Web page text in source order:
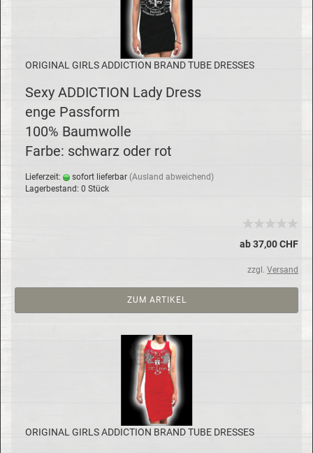
ORI­GI­NAL GIRLS AD­DIC­TION BRAND TUBE DRES­SES
Sexy AD­DIC­TION Lady Dress
enge Pass­form
100% Baum­wol­le
Farbe: schwarz oder rot
Lie­fer­zeit: so­fort lie­fer­bar (Aus­land ab­wei­chend)
La­ger­be­stand: 0 Stück
ab 37,00 CHF
zzgl. Versand
ZUM ARTIKEL
ORI­GI­NAL GIRLS AD­DIC­TION BRAND TUBE DRES­SES